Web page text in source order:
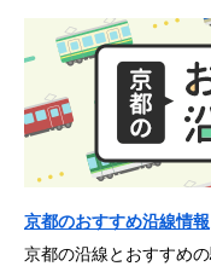
京都のおすすめ沿線情報
京都の沿線とおすすめ